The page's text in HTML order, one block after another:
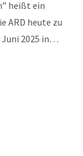
heißt ein
ARD heute zu
Juni 2025 in…